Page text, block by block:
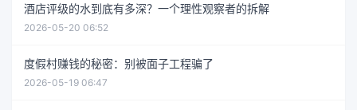
酒店评级的水到底有多深？一个理性观察者的拆解
2026-05-20 06:52
度假村赚钱的秘密：别被面子工程骗了
2026-05-19 06:47